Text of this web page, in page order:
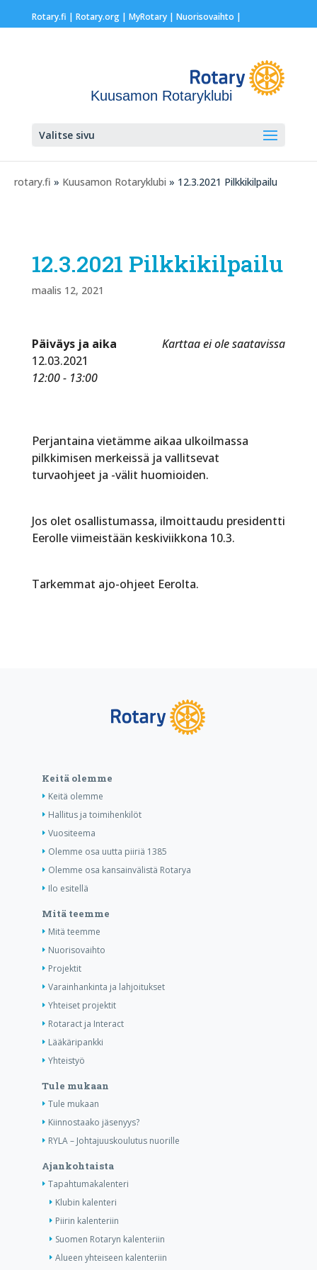
Rotary.fi | Rotary.org| MyRotary | Nuorisovaihto |
Kuusamon Rotaryklubi
Valitse sivu
rotary.fi » Kuusamon Rotaryklubi » 12.3.2021 Pilkkikilpailu
12.3.2021 Pilkkikilpailu
maalis 12, 2021
Karttaa ei ole saatavissa
Päiväys ja aika
12.03.2021
12:00 - 13:00
Perjantaina vietämme aikaa ulkoilmassa
pilkkimisen merkeissä ja vallitsevat
turvaohjeet ja -välit huomioiden.
Jos olet osallistumassa, ilmoittaudu presidentti
Eerolle viimeistään keskiviikkona 10.3.
Tarkemmat ajo-ohjeet Eerolta.
Keitä olemme
Keitä olemme
Hallitus ja toimihenkilöt
Vuositeema
Olemme osa uutta piiriä 1385
Olemme osa kansainvälistä Rotarya
Ilo esitellä
Mitä teemme
Mitä teemme
Nuorisovaihto
Projektit
Varainhankinta ja lahjoitukset
Yhteiset projektit
Rotaract ja Interact
Lääkäripankki
Yhteistyö
Tule mukaan
Tule mukaan
Kiinnostaako jäsenyys?
RYLA – Johtajuuskoulutus nuorille
Ajankohtaista
Tapahtumakalenteri
Klubin kalenteri
Piirin kalenteriin
Suomen Rotaryn kalenteriin
Alueen yhteiseen kalenteriin